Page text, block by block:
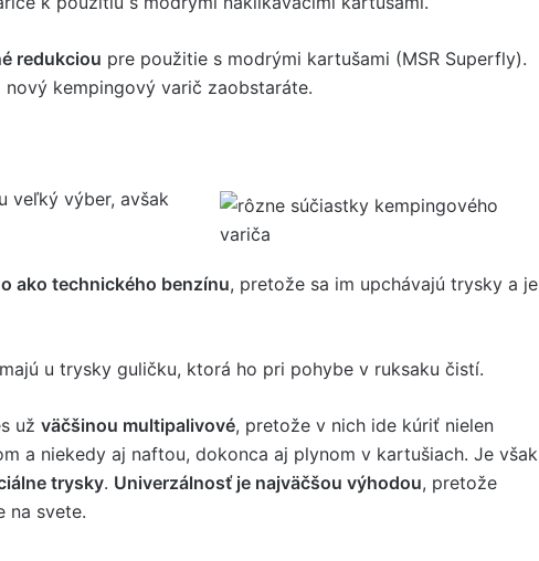
redukciou pre použitie s modrými kartušami (MSR Superfly).
kempingový varič zaobstaráte.
veľký výber, avšak
ako technického benzínu, pretože sa im upchávajú trysky a je
u trysky guličku, ktorá ho pri pohybe v ruksaku čistí.
už väčšinou multipalivové, pretože v nich ide kúriť nielen
a niekedy aj naftou, dokonca aj plynom v kartušiach. Je však
trysky. Univerzálnosť je najväčšou výhodou, pretože
na svete.